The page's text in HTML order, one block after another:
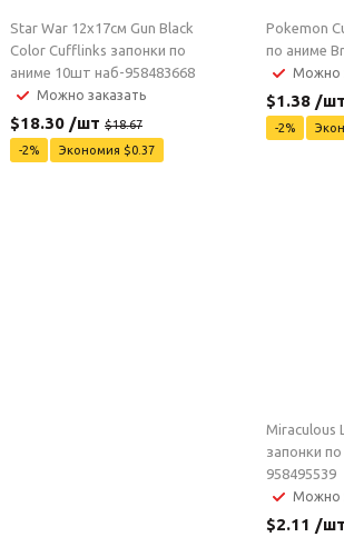
Star War 12x17см Gun Black
Color Cufflinks запонки по
аниме 10шт наб-958483668
Можно заказать
$18.30 /шт $18.67
-2% Экономия $0.37
Pokemon
по аниме
Можно
$1.38 /шт
-2%
Miraculous
запонки
958495539
Можно
$2.11 /шт